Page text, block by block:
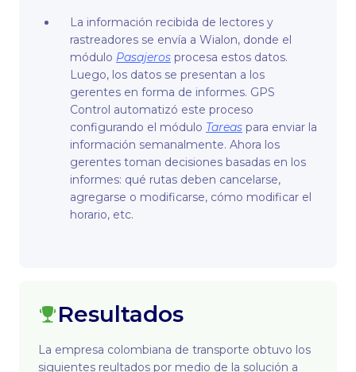
La información recibida de lectores y
rastreadores se envía a Wialon, donde el
módulo Pasajeros procesa estos datos.
Luego, los datos se presentan a los
gerentes en forma de informes. GPS
Control automatizó este proceso
configurando el módulo Tareas para enviar la
información semanalmente. Ahora los
gerentes toman decisiones basadas en los
informes: qué rutas deben cancelarse,
agregarse o modificarse, cómo modificar el
horario, etc.
Resultados
La empresa colombiana de transporte obtuvo los
siguientes reultados por medio de la solución a